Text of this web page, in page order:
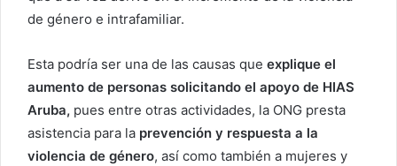
de género e intrafamiliar.
Esta podría ser una de las causas que explique el
aumento de personas solicitando el apoyo de HIAS
Aruba, pues entre otras actividades, la ONG presta
asistencia para la prevención y respuesta a la
violencia de género, así como también a mujeres y